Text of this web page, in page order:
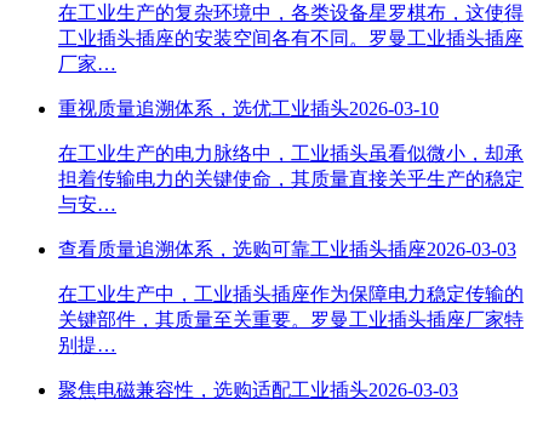
在工业生产的复杂环境中，各类设备星罗棋布，这使得
工业插头插座的安装空间各有不同。罗曼工业插头插座
厂家…
重视质量追溯体系，选优工业插头2026-03-10
在工业生产的电力脉络中，工业插头虽看似微小，却承
担着传输电力的关键使命，其质量直接关乎生产的稳定
与安…
查看质量追溯体系，选购可靠工业插头插座2026-03-03
在工业生产中，工业插头插座作为保障电力稳定传输的
关键部件，其质量至关重要。罗曼工业插头插座厂家特
别提…
聚焦电磁兼容性，选购适配工业插头2026-03-03